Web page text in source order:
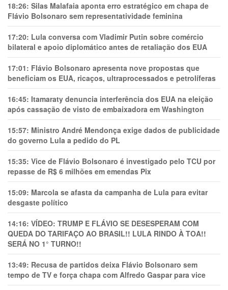
18:26: Silas Malafaia aponta erro estratégico em chapa de
Flávio Bolsonaro sem representatividade feminina
17:20: Lula conversa com Vladimir Putin sobre comércio
bilateral e apoio diplomático antes de retaliação dos EUA
17:01: Flávio Bolsonaro apresenta nove propostas que
beneficiam os EUA, ricaços, ultraprocessados e petrolíferas
16:45: Itamaraty denuncia interferência dos EUA na eleição
após cassação de visto de embaixadora em Washington
15:57: Ministro André Mendonça exige dados de publicidade
do governo Lula a pedido do PL
15:35: Vice de Flávio Bolsonaro é investigado pelo TCU por
repasse de R$ 6 milhões em emendas Pix
15:09: Marcola se afasta da campanha de Lula para evitar
desgaste político
14:16: VÍDEO: TRUMP E FLÁVIO SE DESESPERAM COM
QUEDA DO TARIFAÇO AO BRASIL!! LULA RINDO À TOA!!
SERÁ NO 1° TURNO!!
13:49: Recusa de partidos deixa Flávio Bolsonaro sem
tempo de TV e força chapa com Alfredo Gaspar para vice